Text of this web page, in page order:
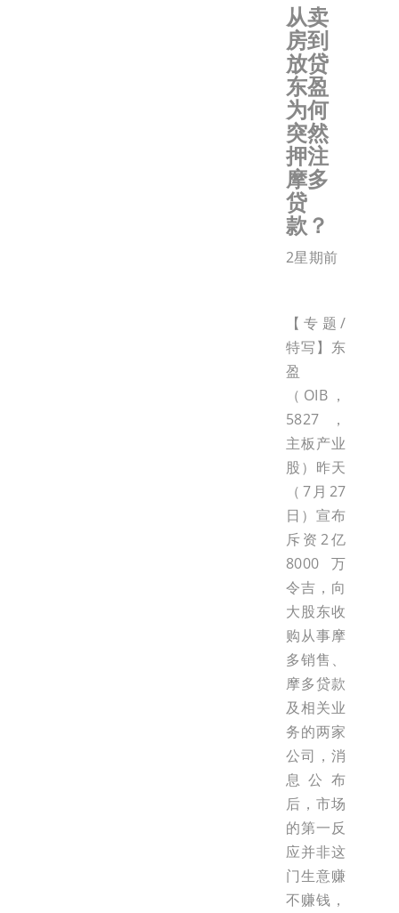
从卖
房到
放贷
东盈
为何
突然
押注
摩多
贷
款？
2星期前
【专题/
特写】东
盈
（OIB，
5827，
主板产业
股）昨天
（7月27
日）宣布
斥资2亿
8000万
令吉，向
大股东收
购从事摩
多销售、
摩多贷款
及相关业
务的两家
公司，消
息公布
后，市场
的第一反
应并非这
门生意赚
不赚钱，